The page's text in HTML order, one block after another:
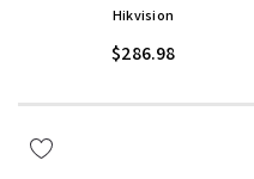
Hikvision
$286.98